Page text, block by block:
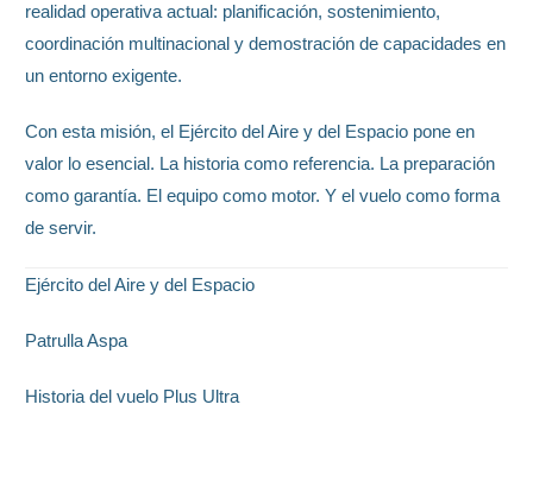
realidad operativa actual: planificación, sostenimiento,
coordinación multinacional y demostración de capacidades en
un entorno exigente.
Con esta misión, el Ejército del Aire y del Espacio pone en
valor lo esencial. La historia como referencia. La preparación
como garantía. El equipo como motor. Y el vuelo como forma
de servir.
Ejército del Aire y del Espacio
Patrulla Aspa
Historia del vuelo Plus Ultra